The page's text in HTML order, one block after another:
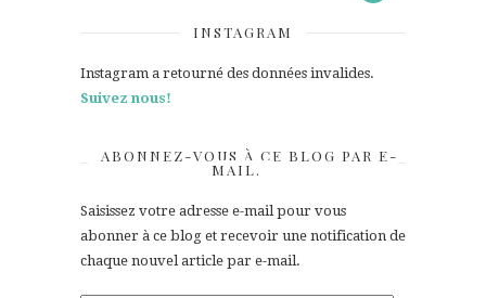
INSTAGRAM
Instagram a retourné des données invalides.
Suivez nous!
ABONNEZ-VOUS À CE BLOG PAR E-
MAIL.
Saisissez votre adresse e-mail pour vous
abonner à ce blog et recevoir une notification de
chaque nouvel article par e-mail.